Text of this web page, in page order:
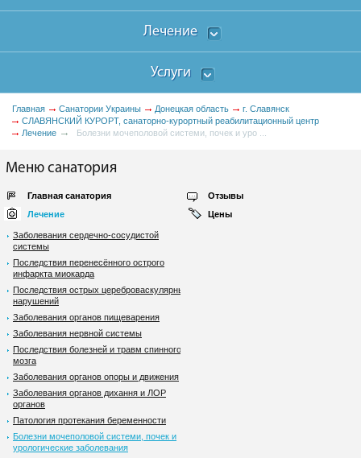
Лечение
Услуги
Главная Санатории Украины Донецкая область
г. Славянск
СЛАВЯНСКИЙ КУРОРТ, санаторно-курортный реабилитационный центр
Лечение
Болезни мочеполовой системи, почек и уро ...
Меню санатория
Главная санатория
Отзывы
Лечение
Заболевания сердечно-сосудистой
системы
Последствия перенесённого острого
инфаркта миокарда
Последствия острых цереброваскулярных
нарушений
Заболевания органов пищеварения
Заболевания нервной системы
Последствия болезней и травм спинного
мозга
Заболевания органов опоры и движения
Заболевания органов дихання и ЛОР
органов
Патология протекания беременности
Болезни мочеполовой системи, почек и
урологические заболевания
Цены